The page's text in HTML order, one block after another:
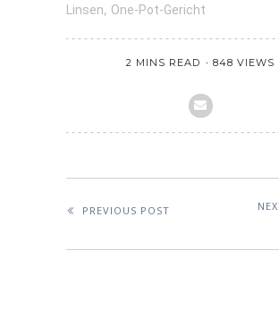
Linsen, One-Pot-Gericht
2 MINS READ 848 VIEWS
PREVIOUS POST